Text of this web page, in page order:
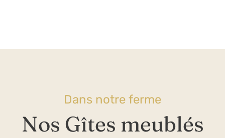
Dans notre ferme
Nos Gîtes meublés